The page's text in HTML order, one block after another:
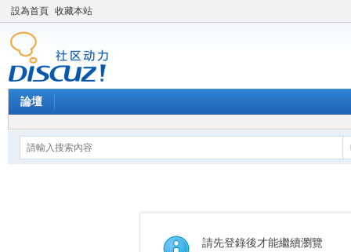
設為首頁 收藏本站
論壇
請先登錄後才能繼續瀏覽